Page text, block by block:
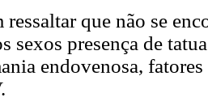
ressaltar que não se
sexos presença de
endovenosa,